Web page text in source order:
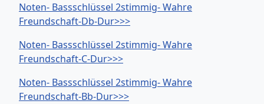
Noten- Bassschlüssel 2stimmig- Wahre
Freundschaft-Db-Dur>>>
Noten- Bassschlüssel 2stimmig- Wahre
Freundschaft-C-Dur>>>
Noten- Bassschlüssel 2stimmig- Wahre
Freundschaft-Bb-Dur>>>